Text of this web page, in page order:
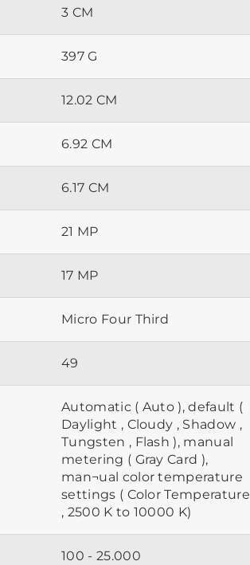
3 CM
397 G
12.02 CM
6.92 CM
6.17 CM
21 MP
17 MP
Micro Four Third
49
Automatic ( Auto ), default (
Daylight , Cloudy , Shadow ,
Tungsten , Flash ), manual
metering ( Gray Card ),
man¬ual color temperature
settings ( Color Temperature
, 2500 K to 10000 K)
100 - 25.000